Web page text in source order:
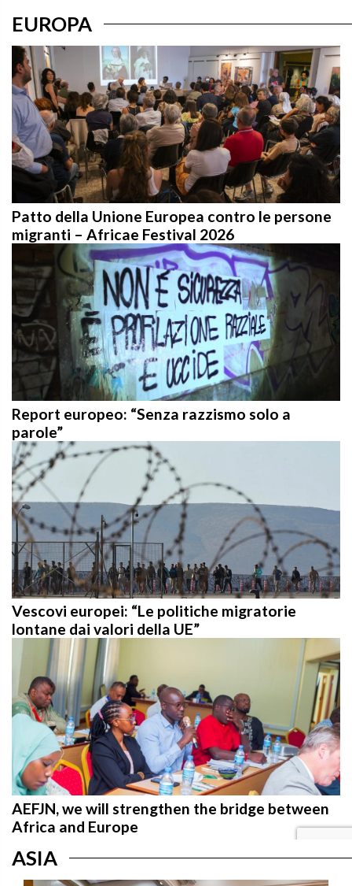
Patto della Unione Europea contro le persone
migranti – Africae Festival 2026
Report europeo: “Senza razzismo solo a
parole”
Vescovi europei: “Le politiche migratorie
lontane dai valori della UE”
AEFJN, we will strengthen the bridge between
Africa and Europe